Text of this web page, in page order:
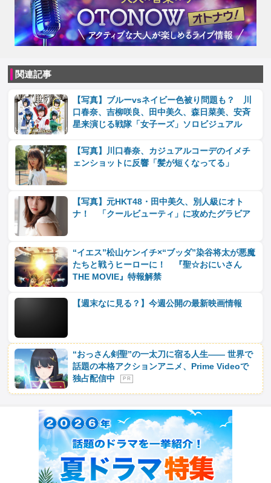
関連記事
【写真】ブルーvsネイビー色被り問題も？ 川
口春奈、吉柳咲良、田中美久、森日菜美、安斉
星来演じる戦隊「女子ーズ」ソロビジュアル
【写真】川口春奈、カジュアルコーデのイメチ
ェンショットに反響「髪が短くなってる」
【写真】元HKT48・田中美久、別人級にオト
ナ！ 「クールビューティ」に攻めたグラビア
“イエス”松山ケンイチ×“ブッダ”染谷将太が悪魔
たちと戦うヒーローに！ 『聖☆おにいさん
THE MOVIE』特報解禁
【週末なに見る？】今週公開の最新映画情報
“おっさん剣聖”の一太刀に宿る人生―― 世界で
話題の本格アクションアニメ、Prime Videoで
独占配信中
P R